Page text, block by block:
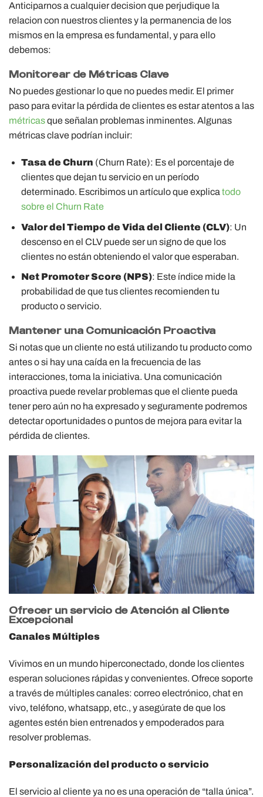
Anticiparnos a cualquier decision que perjudique la
relacion con nuestros clientes y la permanencia de los
mismos en la empresa es fundamental, y para ello
debemos:
Monitorear de Métricas Clave
No puedes gestionar lo que no puedes medir. El primer
paso para evitar la pérdida de clientes es estar atentos a las
métricasque señalan problemas inminentes. Algunas
métricas clave podrían incluir:
Tasa de Churn (Churn Rate): Es el porcentaje de
clientes que dejan tu servicio en un período
determinado. Escribimos un artículo que explica todo
sobre el Churn Rate
Valor del Tiempo de Vida del Cliente (CLV): Un
descenso en el CLV puede ser un signo de que los
clientes no están obteniendo el valor que esperaban.
Net Promoter Score (NPS): Este índice mide la
probabilidad de que tus clientes recomienden tu
producto o servicio.
Mantener una Comunicación Proactiva
Si notas que un cliente no está utilizando tu producto como
antes o si hay una caída en la frecuencia de las
interacciones, toma la iniciativa. Una comunicación
proactiva puede revelar problemas que el cliente pueda
tener pero aún no ha expresado y seguramente podremos
detectar oportunidades o puntos de mejora para evitar la
pérdida de clientes.
Ofrecer un servicio de Atención al Cliente
Excepcional
Canales Múltiples
Vivimos en un mundo hiperconectado, donde los clientes
esperan soluciones rápidas y convenientes. Ofrece soporte
a través de múltiples canales: correo electrónico, chat en
vivo, teléfono, whatsapp, etc., y asegúrate de que los
agentes estén bien entrenados y empoderados para
resolver problemas.
Personalización del producto o servicio
El servicio al cliente ya no es una operación de “talla única”.